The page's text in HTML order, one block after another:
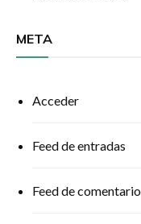
META
Acceder
Feed de entradas
Feed de